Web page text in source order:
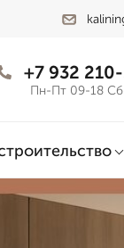
+7 932
Пн-Пт 09-18